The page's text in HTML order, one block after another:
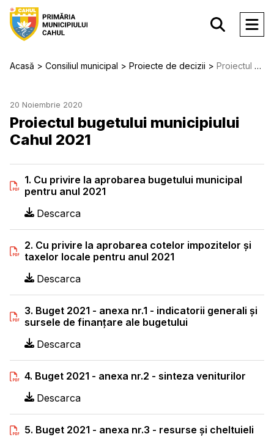
Acasă Consiliul municipal Proiecte de decizii Proiectul bugetului municipiului Cahul 2021
20 Noiembrie 2020
Proiectul bugetului municipiului
Cahul 2021
1. Cu privire la aprobarea bugetului municipal
pentru anul 2021
Descarca
2. Cu privire la aprobarea cotelor impozitelor şi
taxelor locale pentru anul 2021
Descarca
3. Buget 2021 - anexa nr.1 - indicatorii generali şi
sursele de finanţare ale bugetului
Descarca
4. Buget 2021 - anexa nr.2 - sinteza veniturilor
Descarca
5. Buget 2021 - anexa nr.3 - resurse și cheltuieli